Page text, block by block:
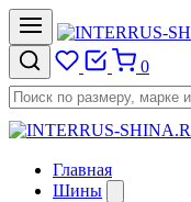
0
Главная
Шины